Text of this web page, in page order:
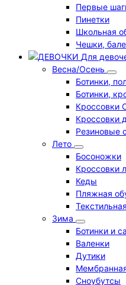
Первые
Пинетки
Школьная
Чешки,
Для
Весна/Осень
Ботинки,
Ботинки,
Кроссовки
Резиновые
Лето
Босоножки
Кроссовки
Кеды
Пляжная
Зима
Ботинки и
Валенки
Дутики
Сноубутсы